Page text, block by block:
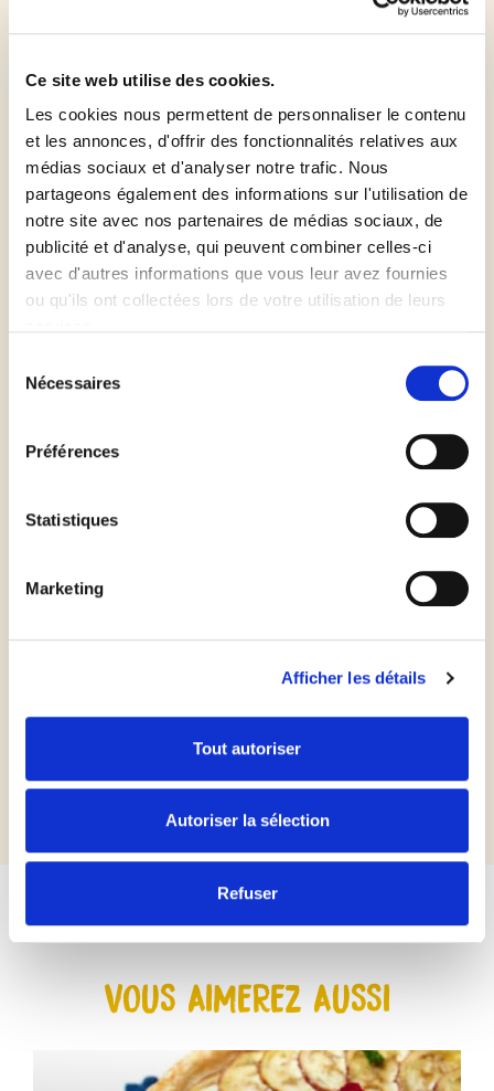
Ce site web utilise des cookies.
Les cookies nous permettent de personnaliser le contenu
et les annonces, d'offrir des fonctionnalités relatives aux
médias sociaux et d'analyser notre trafic. Nous
partageons également des informations sur l'utilisation de
notre site avec nos partenaires de médias sociaux, de
publicité et d'analyse, qui peuvent combiner celles-ci
avec d'autres informations que vous leur avez fournies
ou qu'ils ont collectées lors de votre utilisation de leurs
Nécessaires
Préférences
Statistiques
Marketing
Afficher les détails
Tout autoriser
Autoriser la sélection
Refuser
réaliser de petites boules de fromage de la taille
Dans un bol, mélanger le jaune d'oeuf avec une
cuillère à soupe d'eau.
Disposer les mini-carrés feuilletés sur une plaque
allant au four garnie d'une feuille de papier
sulfurisé. Les enduire ensuite de dorure à l'aide d'un
pendant 15 min.
Enfourner à 200 °C pendant 15 min. Déguster
marinée aux herbes ou par de la brousse de brebis.
VOUS AIMEREZ AUSSI